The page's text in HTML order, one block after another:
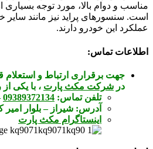
مناسب و دوام بالا، مورد توجه بسیاری
است. سنسورهای پراید نیز مانند سایر
عملکرد این خودرو دارند.
اطلاعات تماس:
جهت برقراری ارتباط و استعلام
در شرکت مکث پارت ، با یکی
تلفن تماس: 09389372134
آدرس: شیراز – بلوار
اینستاگرام مکث پارت